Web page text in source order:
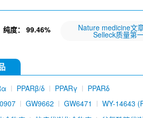
纯度： 99.46% Nature medicine文
Selleck质量第
PPARβ/δ PPARγ
PPARδ
GW9662 GW6471
WY-14643